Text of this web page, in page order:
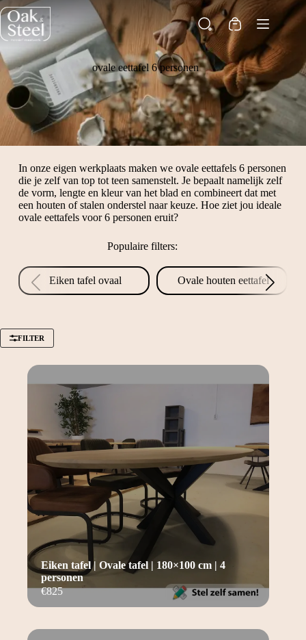
Ga
naar
de
inhoud
Winkelwagen
ovale eettafel 6 personen
In onze eigen werkplaats maken we ovale eettafels 6 personen
die je zelf van top tot teen samenstelt. Je bepaalt namelijk zelf
de vorm, lengte en kleur van het blad en combineert dat met
een houten of stalen onderstel naar keuze. Hoe ziet jou ideale
ovale eettafels voor 6 personen eruit?
Populaire filters:
Eiken tafel ovaal Ovale houten eettafel
FILTER
€825
Eiken tafel | Ovale tafel | 180×100 cm | 4
personen